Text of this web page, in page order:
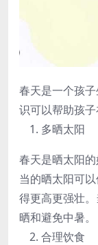
春天是一个孩
识可以帮助孩子
多晒太阳
春天是晒太阳
当的晒太阳可
得更高更强壮
晒和避免中暑。
合理饮食